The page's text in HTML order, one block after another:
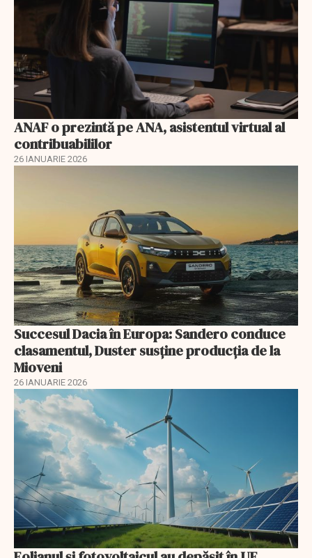
ANAF o prezintă pe ANA, asistentul virtual al
contribuabililor
26 IANUARIE 2026
Succesul Dacia în Europa: Sandero conduce
clasamentul, Duster susține producția de la
Mioveni
26 IANUARIE 2026